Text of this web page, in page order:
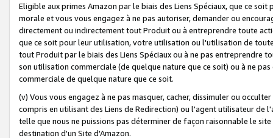
Eligible aux primes Amazon par le biais des Liens Spéciaux, que ce
morale et vous vous engagez à ne pas autoriser, demander ou
directement ou indirectement tout Produit ou à entreprendre toute
que ce soit pour leur utilisation, votre utilisation ou l'utilisation de
tout Produit par le biais des Liens Spéciaux ou à ne pas entreprendre
son utilisation commerciale (de quelque nature que ce soit) ou à ne
commerciale de quelque nature que ce soit.
(v) Vous vous engagez à ne pas masquer, cacher, dissimuler ou
compris en utilisant des Liens de Redirection) ou l'agent utilisateur
telle que nous ne puissions pas déterminer de façon raisonnable le
destination d'un Site d'Amazon.